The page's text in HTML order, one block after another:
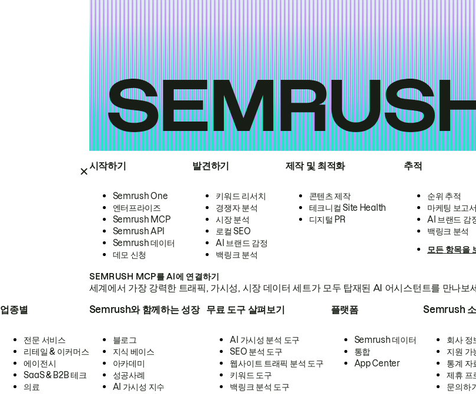
시작하기
Semrush One
엔터프라이즈
Semrush MCP
Semrush API
Semrush 데이터
데모 신청
발견하기
키워드 리서치
경쟁자 분석
시장 분석
로컬 SEO
AI 브랜드 감정
백링크 분석
제작 및 최적화
콘텐츠 제작
테크니컬 Site Health
디지털 PR
추적
순위 추적
마케팅 보고
AI 브랜드 감
백링크 분석
모든 항목을
SEMRUSH MCP를 AI에 연결하기
세계에서 가장 강력한 트래픽, 가시성, 시장 데이터 세트가 모두 탑재된 AI 어시스턴트를 만나보
업종별
전문 서비스
리테일 & 이커머스
에이전시
SaaS & B2B 테크
의료
Semrush와 함께하는 성장
블로그
지식 베이스
아카데미
성공사례
AI 가시성 지수
무료 도구 살펴보기
AI 가시성 분석 도구
SEO 분석 도구
웹사이트 트래픽 분석 도구
키워드 도구
백링크 분석 도구
플랫폼
Semrush 데이터
통합
App Center
Semrush
회사 정
지원 가
통계 자
제휴 프
문의하